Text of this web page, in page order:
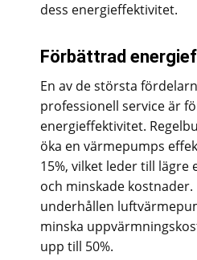
dess energieffektivitet.
Förbättrad
En av de största
professionell service är
energieffektivitet.
öka en värmepumps
15%, vilket leder till
och minskade kostnader.
underhållen
minska
upp till 50%.